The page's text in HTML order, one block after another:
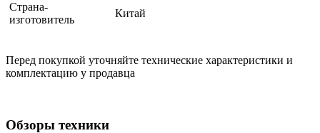
Страна-
изготовитель
Китай
Перед покупкой уточняйте технические характеристики и
комплектацию у продавца
Обзоры техники